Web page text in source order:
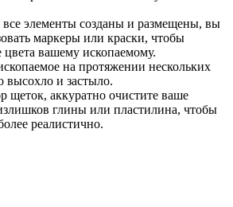
все элементы созданы и размещены, вы
маркеры или краски, чтобы
цвета вашему ископаемому.
на протяжении нескольких
высохло и застыло.
щеток, аккуратно очистите ваше
глины или пластилина, чтобы
реалистично.